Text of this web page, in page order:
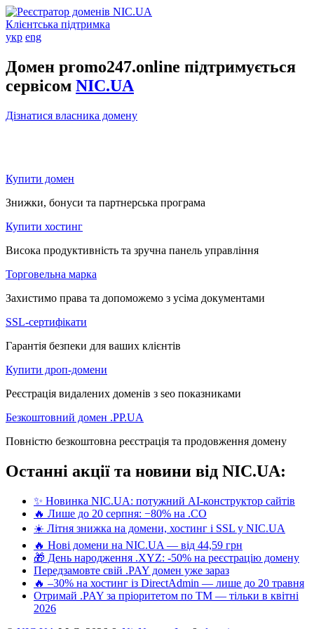
Клієнтська підтримка
укр eng
Домен promo247.online підтримується
сервісом NIC.UA
Дізнатися власника домену
Купити домен
Знижки, бонуси та партнерська програма
Купити хостинг
Висока продуктивність та зручна панель управління
Торговельна марка
Захистимо права та допоможемо з усіма документами
SSL-сертифікати
Гарантія безпеки для ваших клієнтів
Купити дроп-домени
Реєстрація видалених доменів з seo показниками
Безкоштовний домен .PP.UA
Повністю безкоштовна реєстрація та продовження домену
Останні акції та новини від NIC.UA:
✨ Новинка NIC.UA: потужний AI-конструктор сайтів
🔥 Лише до 20 серпня: −80% на .CO
☀️ Літня знижка на домени, хостинг і SSL у NIC.UA
🔥 Нові домени на NIC.UA — від 44,59 грн
🎁 День народження .XYZ: -50% на реєстрацію домену
Передзамовте свій .PAY домен уже зараз
🔥 –30% на хостинг із DirectAdmin — лише до 20 травня
Отримай .PAY за пріоритетом по ТМ — тільки в квітні
2026